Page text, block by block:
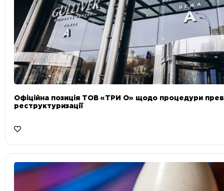
Офіційна позиція ТОВ «ТРИ О» щодо процедури
реструктуризації